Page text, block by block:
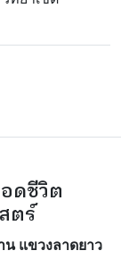
ดชีวิต
ตร์
น แขวงลาดยาว